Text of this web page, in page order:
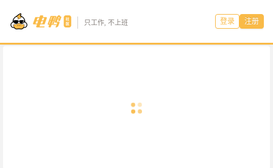
只工作, 不上班 登录 注册